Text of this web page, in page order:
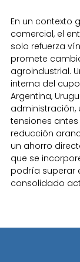
En un contexto
comercial, el
solo refuerza
promete
agroindustrial.
interna del
Argentina,
tensiones
reducción
un ahorro
que se
podría superar
consolidado